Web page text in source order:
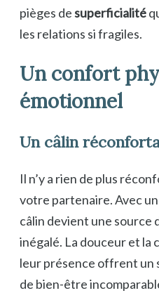
pièges desuperficialité
les relations si fragiles.
Un confort
émotionnel
Un câlin
Il n’y a rien de plus
votre partenaire. Avec
câlin devient une source
inégalé. La douceur et la
leur présence offrent un
de bien-être